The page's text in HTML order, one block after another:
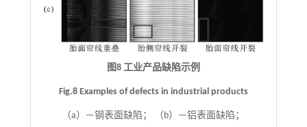
图8 工业产品缺陷示例
Fig.8 Examples of defects in industrial products
（a）—钢表面缺陷； （b）—铝表面缺陷；